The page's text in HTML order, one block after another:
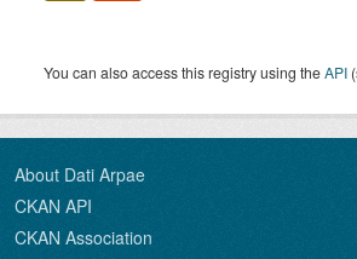
You can also access this registry using theAPI
About Dati Arpae
CKAN API
CKAN Association